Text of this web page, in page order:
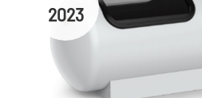
2023